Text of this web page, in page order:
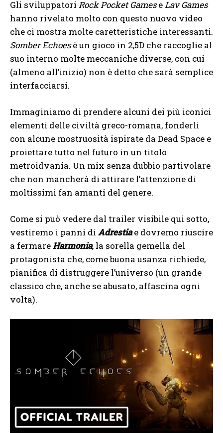
Gli sviluppatori Rock Pocket GameseLav Games
hanno rivelato molto con questo nuovo video
che ci mostra molte caretteristiche interessanti.
Somber Echoesè un gioco in 2,5D che raccoglie al
suo interno molte meccaniche diverse, con cui
(almeno all’inizio) non è detto che sarà semplice
interfacciarsi.
Immaginiamo di prendere alcuni dei più iconici
elementi delle civiltà greco-romana, fonderli
con alcune mostruosità ispirate da Dead Space e
proiettare tutto nel futuro in un titolo
metroidvania. Un mix senza dubbio partivolare
che non mancherà di attirare l’attenzione di
moltissimi fan amanti del genere.
Come si può vedere dal trailer visibile qui sotto,
vestiremo i panni di Adrestiae dovremo riuscire
a fermareHarmonia, la sorella gemella del
protagonista che, come buona usanza richiede,
pianifica di distruggere l’universo (un grande
classico che, anche se abusato, affascina ogni
volta).